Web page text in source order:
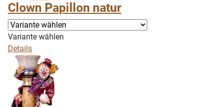
Clown Papillon natur
Variante wählen
Details